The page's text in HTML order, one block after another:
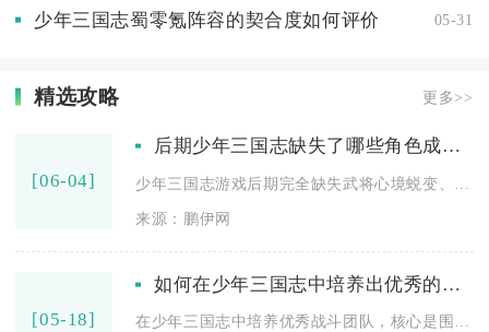
少年三国志蜀零氪阵容的契合度如何评价 05-31
精选攻略 更多>>
[06-04]
后期少年三国志缺失了哪些角色成长的描写
来源：鹏伊网
[05-18]
如何在少年三国志中培养出优秀的战斗团队
在少年三国志中培养优秀战斗团队，核心是围绕阵营羁绊构建均衡阵...